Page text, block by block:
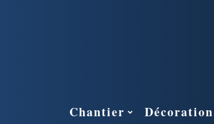
Chantier Décoration